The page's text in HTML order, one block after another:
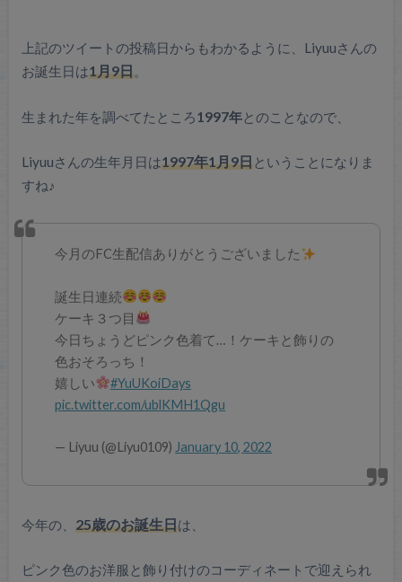
上記のツイートの投稿日からもわかるように、Liyuuさんの
お誕生日は1月9日。
生まれた年を調べてたところ1997年とのことなので、
Liyuuさんの生年月日は1997年1月9日ということになりま
すね♪
今月のFC生配信ありがとうございました
誕生日連続
ケーキ３つ目
今日ちょうどピンク色着て…！ケーキと飾りの
色おそろっち！
嬉しい
#YuUKoiDays
pic.twitter.com/ublKMH1Qgu
— Liyuu (@Liyu0109) January 10, 2022
今年の、 25歳のお誕生日は、
ピンク色のお洋服と飾り付けのコーディネートで迎えられ